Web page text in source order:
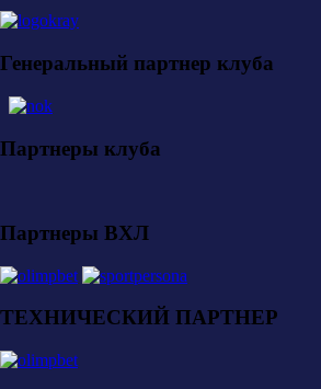
Генеральный партнер клуба
Партнеры клуба
Партнеры ВХЛ
ТЕХНИЧЕСКИЙ ПАРТНЕР